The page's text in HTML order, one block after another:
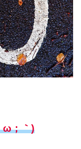
ω；｀)